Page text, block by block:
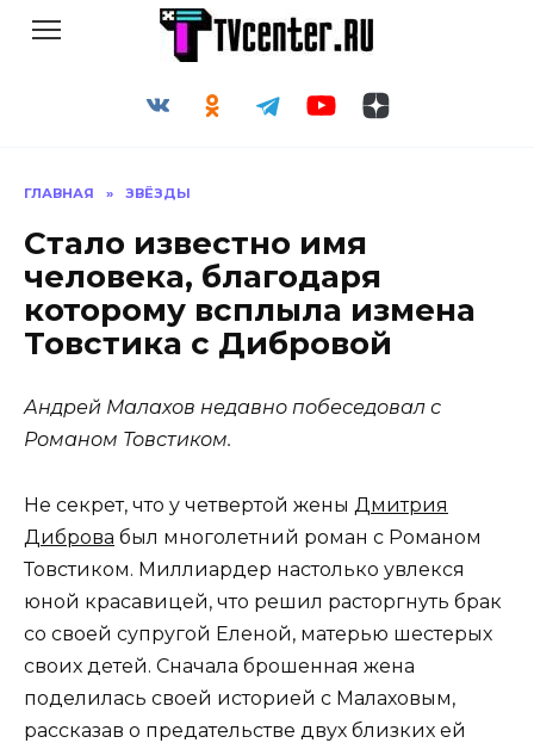
ГЛАВНАЯ » ЗВЁЗДЫ
Стало известно имя
человека, благодаря
которому всплыла измена
Товстика с Дибровой
Андрей Малахов недавно побеседовал с
Романом Товстиком.
Не секрет, что у четвертой жены Дмитрия
Диброва был многолетний роман с Романом
Товстиком. Миллиардер настолько увлекся
юной красавицей, что решил расторгнуть брак
со своей супругой Еленой, матерью шестерых
своих детей. Сначала брошенная жена
поделилась своей историей с Малаховым,
рассказав о предательстве двух близких ей